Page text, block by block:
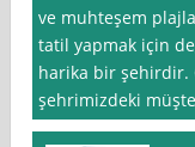
ve muhteşem
tatil yapmak için
harika bir şehirdir.
şehrimizdeki